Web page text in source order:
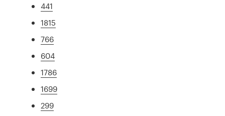
441
1815
766
604
1786
1699
299